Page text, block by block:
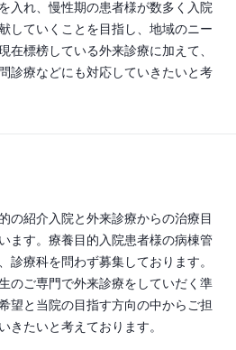
入れ、慢性期の患者様が数多く入院
していくことを目指し、地域のニー
在標榜している外来診療に加えて、
診療などにも対応していきたいと考
の紹介入院と外来診療からの治療目
ます。療養目的入院患者様の病棟管
診療科を問わず募集しております。
のご専門で外来診療をしていだく準
望と当院の目指す方向の中からご担
きたいと考えております。